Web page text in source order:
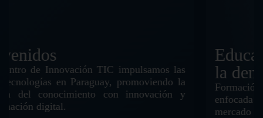
Educación en TIC basada en
la demanda
Formación flexible y personalizada en TIC,
enfocada en habilidades demandadas por el
mercado laboral y las últimas tendencias